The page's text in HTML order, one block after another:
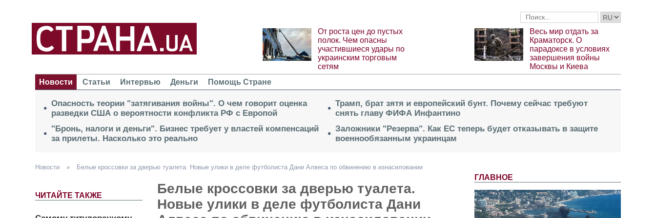
От роста цен до пустых
полок. Чем опасны
участившиеся удары по
украинским торговым
сетям
Весь мир отдать за
Краматорск. О
парадоксе в условиях
завершения войны
Москвы и Киева
Новости
Статьи Интервью Деньги Помощь Стране
Опасность теории "затягивания войны". О чем говорит оценка
разведки США о вероятности конфликта РФ с Европой
"Бронь, налоги и деньги". Бизнес требует у властей компенсаций
за прилеты. Насколько это реально
Трамп, брат зятя и европейский бунт. Почему сейчас требуют
снять главу ФИФА Инфантино
Заложники "Резерва". Как ЕС теперь будет отказывать в защите
военнообязанным украинцам
ГЛАВНОЕ
Новости » Белые кроссовки за дверью туалета. Новые улики в деле футболиста Дани Алвеса по обвинению в изнасиловании
ЧИТАЙТЕ ТАКЖЕ
Белые кроссовки за дверью туалета.
Новые улики в деле футболиста Дани